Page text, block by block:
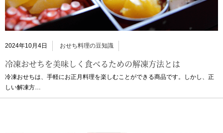
2024年10月4日 おせち料理の豆知識
冷凍おせちを美味しく食べるための解凍方法とは
冷凍おせちは、手軽にお正月料理を楽しむことができる商品です。しかし、正
しい解凍方…